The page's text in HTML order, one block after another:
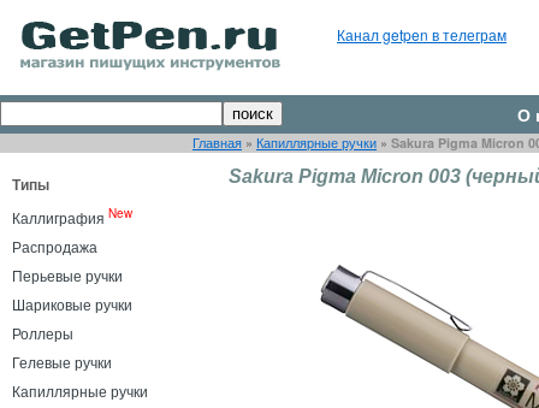
Канал getpen в телеграм
О
Главная » Капиллярные ручки » Sakura Pigma Micron
Типы
Каллиграфия New
Распродажа
Перьевые ручки
Шариковые ручки
Роллеры
Гелевые ручки
Капиллярные ручки
Sakura Pigma Micron 003